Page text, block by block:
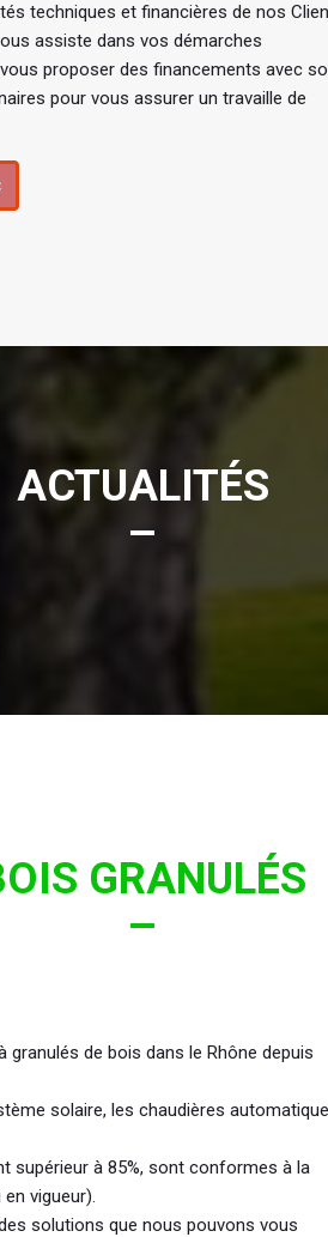
techniques et financières de nos
assiste dans vos démarches
proposer des financements avec
pour vous assurer un travaille de
ACTUALITÉS
GRANULÉS
de bois dans le Rhône depuis
solaire, les chaudières
supérieur à 85%, sont conformes à la
vigueur).
solutions que nous pouvons vous